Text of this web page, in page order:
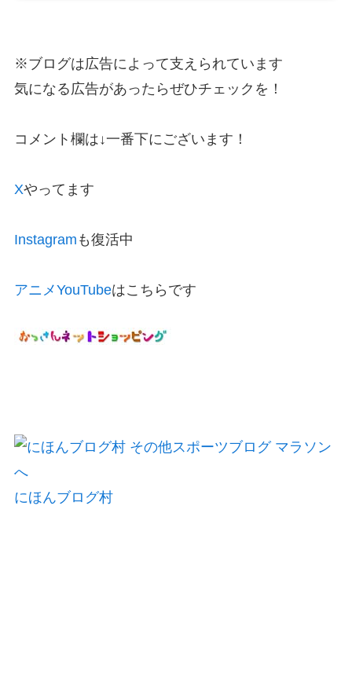
※ブログは広告によって支えられています
気になる広告があったらぜひチェックを！
コメント欄は↓一番下にございます！
Xやってます
Instagram も復活中
アニメYouTubeはこちらです
にほんブログ村